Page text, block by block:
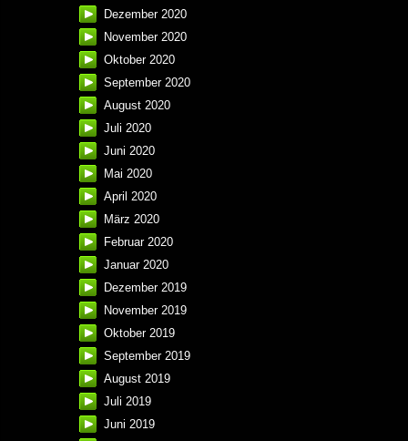
Dezember 2020
November 2020
Oktober 2020
September 2020
August 2020
Juli 2020
Juni 2020
Mai 2020
April 2020
März 2020
Februar 2020
Januar 2020
Dezember 2019
November 2019
Oktober 2019
September 2019
August 2019
Juli 2019
Juni 2019